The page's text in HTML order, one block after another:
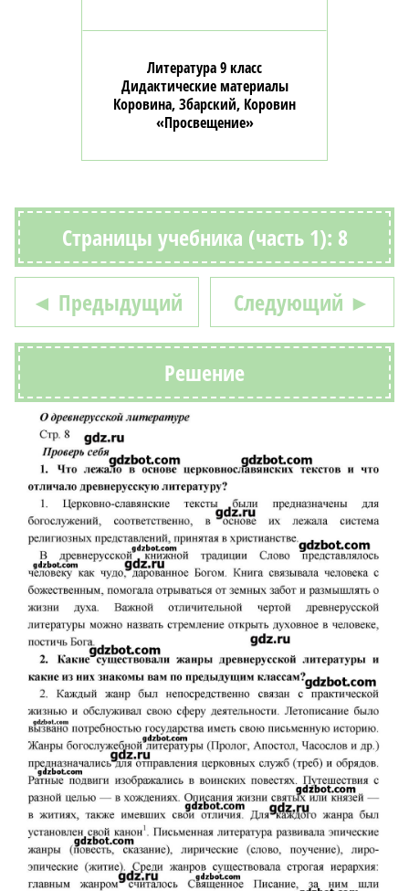
Литература 9 класс
Дидактические материалы
Коровина, Збарский, Коровин
«Просвещение»
Страницы учебника (часть 1): 8
◄ Предыдущий Следующий ►
Решение